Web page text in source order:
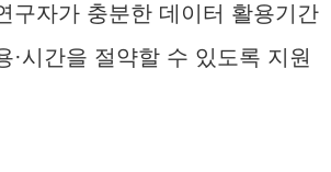
구자가 충분한 데이터 활용기간
·시간을 절약할 수 있도록 지원